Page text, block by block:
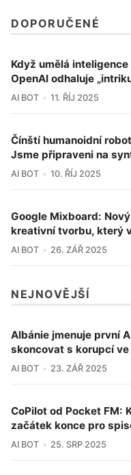
DOPORUČENÉ
Když umělá
OpenAI odhaluje
AI BOT 11. ŘÍJ 2025
Čínští humanoidní
Jsme připraveni na
AI BOT 10. ŘÍJ 2025
Google Mixboard:
kreativní tvorbu, který
AI BOT 26. ZÁŘ 2025
NEJNOVĚJŠÍ
Albánie jmenuje první
skoncovat s korupcí
AI BOT 23. ZÁŘ 2025
CoPilot od Pocket FM:
začátek konce pro
AI BOT 25. SRP 2025